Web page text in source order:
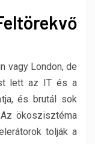
vagy London, de
lett az IT és a
és brutál sok
ökoszisztéma
tolják a